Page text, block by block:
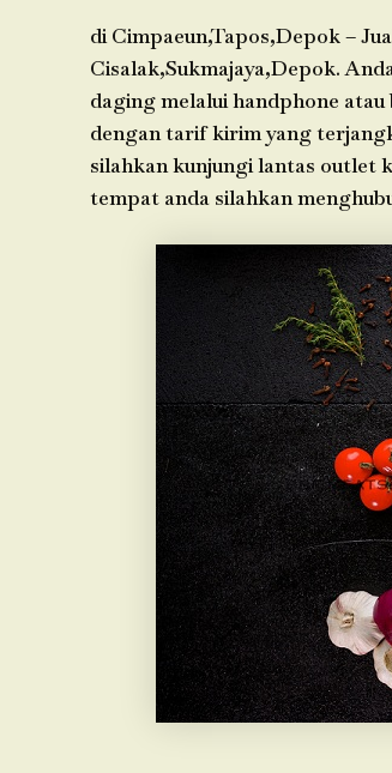
di Cimpaeun,Tapos,Depok –
Cisalak,Sukmajaya,Depok.
daging melalui handphone
dengan tarif kirim yang
silahkan kunjungi lantas outlet
tempat anda silahkan